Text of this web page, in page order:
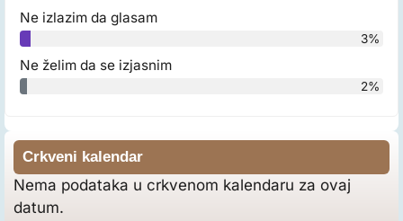
Ne izlazim da glasam
3%
Ne želim da se izjasnim
2%
Crkveni kalendar
Nema podataka u crkvenom kalendaru za ovaj
datum.